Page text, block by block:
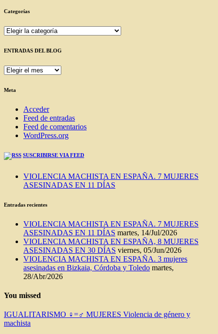
Categorías
Categorías
ENTRADAS DEL BLOG
ENTRADAS
BLOG
Meta
Acceder
Feed de entradas
Feed de comentarios
WordPress.org
SUSCRIBIRSE VIA FEED
VIOLENCIA MACHISTA EN ESPAÑA. 7 MUJERES
ASESINADAS EN 11 DÍAS
Entradas recientes
VIOLENCIA MACHISTA EN ESPAÑA. 7 MUJERES
ASESINADAS EN 11 DÍAS martes, 14/Jul/2026
VIOLENCIA MACHISTA EN ESPAÑA, 8 MUJERES
ASESINADAS EN 30 DÍAS viernes, 05/Jun/2026
VIOLENCIA MACHISTA EN ESPAÑA. 3 mujeres
asesinadas en Bizkaia, Córdoba y Toledo martes,
28/Abr/2026
You missed
IGUALITARISMO ♀=♂ MUJERES Violencia de género y
machista